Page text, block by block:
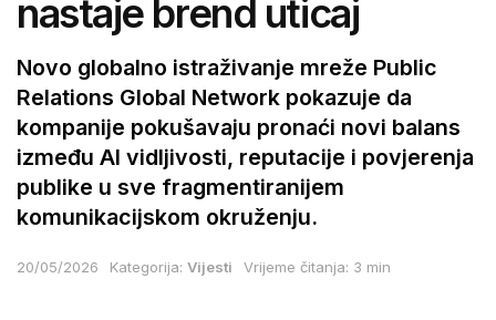
nastaje brend uticaj
Novo globalno istraživanje mreže Public
Relations Global Network pokazuje da
kompanije pokušavaju pronaći novi balans
između AI vidljivosti, reputacije i povjerenja
publike u sve fragmentiranijem
komunikacijskom okruženju.
20/05/2026 Kategorija: Vijesti Vrijeme čitanja: 3 min